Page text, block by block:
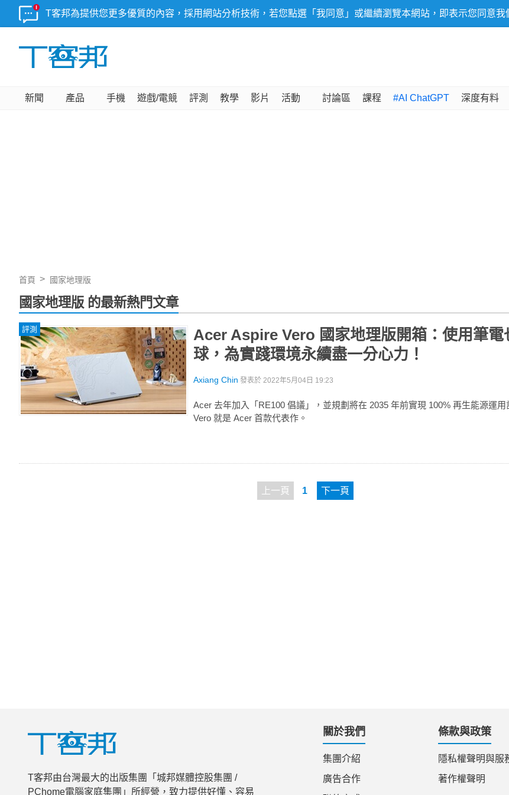
T客邦為提供您更多優質的內容，採用網站分析技術，若您點選「我同意」或繼續瀏覽本網站，即表示您同意我
新聞 產品 手機 遊戲/電競 評測 教學 影片 活動 討論區 課程 #AI ChatGPT 深度有料
首頁 國家地理版
國家地理版 的最新熱門文章
評測
Acer Aspire Vero 國家地理版開箱：使用筆電
球，為實踐環境永續盡一分心力！
Axiang Chin 發表於 2022年5月04日 19:23
Acer 去年加入「RE100 倡議」，並規劃將在 2035 年前實現 100% 再生能源運
Vero 就是 Acer 首款代表作。
上一頁 1 下一頁
T客邦由台灣最大的出版集團「城邦媒體控股集團 /
PChome電腦家庭集團」所經營，致力提供好懂、容易
關於我們
集團介紹
廣告合作
條款與政策
隱私權聲明與服
著作權聲明